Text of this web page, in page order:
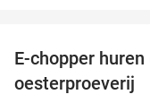
E-chopper
oesterproeverij